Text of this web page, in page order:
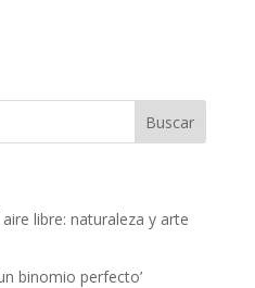
libre: naturaleza y arte
binomio perfecto’